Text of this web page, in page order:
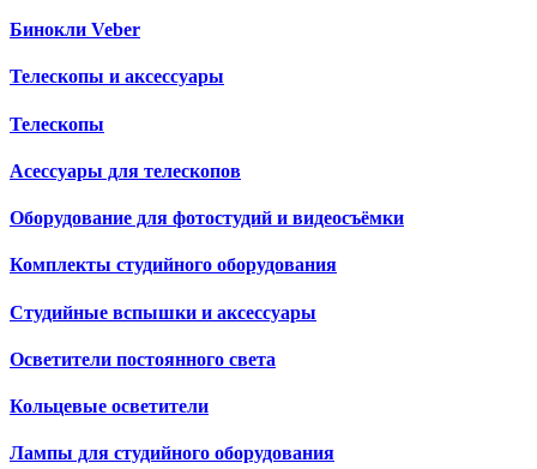
Бинокли Veber
Телескопы и аксессуары
Телескопы
Асессуары для телескопов
Оборудование для фотостудий и видеосъёмки
Комплекты студийного оборудования
Студийные вспышки и аксессуары
Осветители постоянного света
Кольцевые осветители
Лампы для студийного оборудования